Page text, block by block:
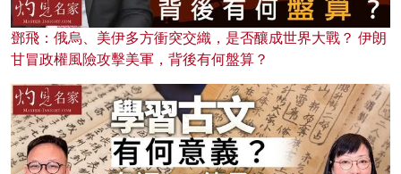
鄧飛：俄烏、美伊多方衝突交織，是否釀成世界大戰？ 伊朗
甘冒政權風險攻擊美軍，背後有何盤算？